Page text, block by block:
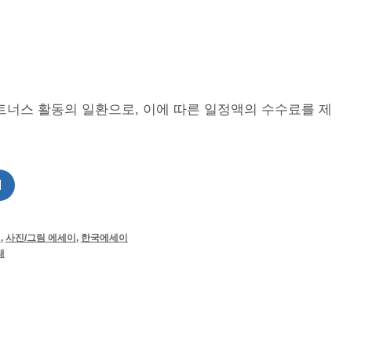
너스 활동의 일환으로, 이에 따른 일정액의 수수료를 제
, 사진/그림 에세이, 한국에세이